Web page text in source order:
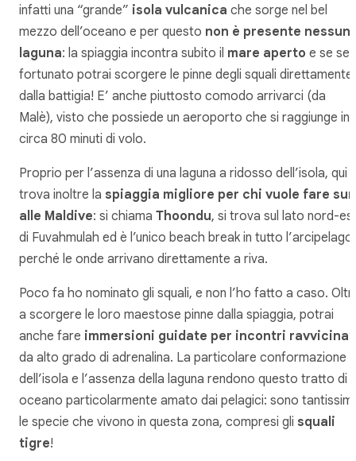
infatti una “grande” isola vulcanica che sorge nel bel
mezzo dell’oceano e per questo non è presente
laguna: la spiaggia incontra subito il mare aperto e se sei
fortunato potrai scorgere le pinne degli squali direttamente
dalla battigia! E’ anche piuttosto comodo arrivarci (da
Malè), visto che possiede un aeroporto che si raggiunge in
circa 80 minuti di volo.
Proprio per l’assenza di una laguna a ridosso dell’isola, qui
trova inoltre la spiaggia migliore per chi vuole fare
alle Maldive: si chiama Thoondu, si trova sul lato nord-
di Fuvahmulah ed è l’unico beach break in tutto l’arcipelago,
perché le onde arrivano direttamente a riva.
Poco fa ho nominato gli squali, e non l’ho fatto a caso.
a scorgere le loro maestose pinne dalla spiaggia, potrai
anche fare immersioni guidate per incontri
da alto grado di adrenalina. La particolare conformazione
dell’isola e l’assenza della laguna rendono questo tratto di
oceano particolarmente amato dai pelagici: sono
le specie che vivono in questa zona, compresi gli squali
tigre!